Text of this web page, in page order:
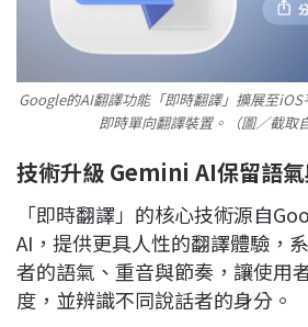
Google的AI翻譯功能「即時翻譯」擴展至
即時單向翻譯裝置。（圖／截取
技術升級 Gemini AI保留語
「即時翻譯」的核心技術源自
AI，提供更具人性的翻譯體驗，
者的語氣、重音與節奏，讓使用
度，並辨識不同說話者的身分。